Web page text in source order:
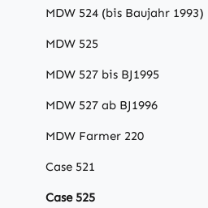
MDW 524 (bis Baujahr 1993)
MDW 525
MDW 527 bis BJ1995
MDW 527 ab BJ1996
MDW Farmer 220
Case 521
Case 525